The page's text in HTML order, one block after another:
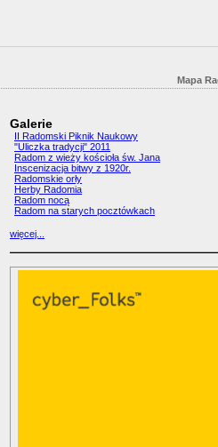
Mapa
Galerie
II Radomski Piknik Naukowy
"Uliczka tradycji" 2011
Radom z wieży kościoła św. Jana
Inscenizacja bitwy z 1920r.
Radomskie orły
Herby Radomia
Radom nocą
Radom na starych pocztówkach
więcej...